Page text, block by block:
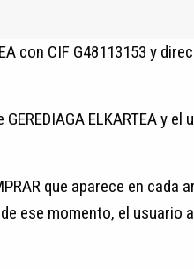
con CIF G48113153 y
ELKARTEA y
que aparece en cada
ese momento, el usuario